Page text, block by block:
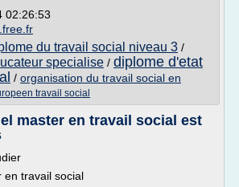
02:26:53
du travail social niveau 3 /
specialise / diplome d'etat
/ organisation du travail social en
travail social
master en travail social est
en travail social